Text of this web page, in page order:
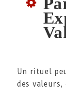
Un rituel
des